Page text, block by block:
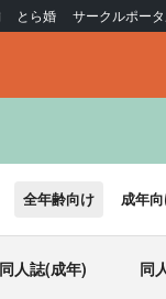
とら婚 サークルポー
全年齢向け 成年
同人誌(成年) 同